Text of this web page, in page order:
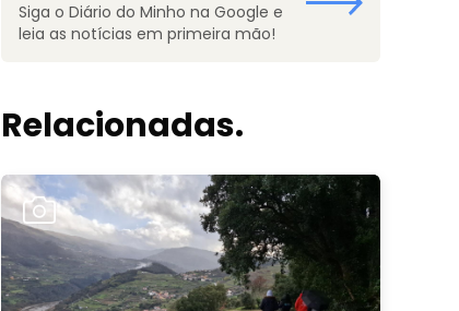
Siga o Diário do Minho na Google e
leia as notícias em primeira mão!
Relacionadas.